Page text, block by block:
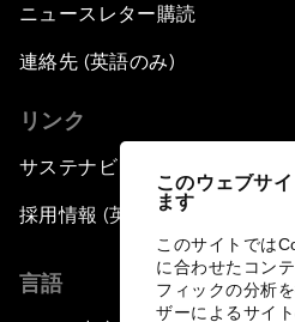
このウェブサ
ます
このサイトでは
に合わせたコン
フィックの分析
ザーによるサイ
ニュースレター購読
連絡先 (英語のみ)
リンク
サステナビリティへの取り組み
採用情報 (英語のみ)
言語